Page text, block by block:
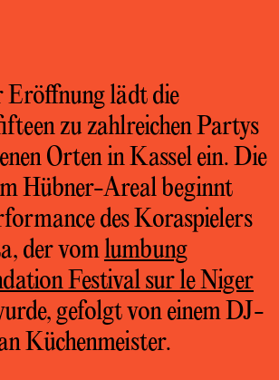
Eröffnung lädt die
zu zahlreichen Partys
Orten in Kassel ein.Die
Hübner-Areal beginnt
des Koraspielers
der vomlumbung
Festival sur le Niger
gefolgt von einem DJ-
Küchenmeister.